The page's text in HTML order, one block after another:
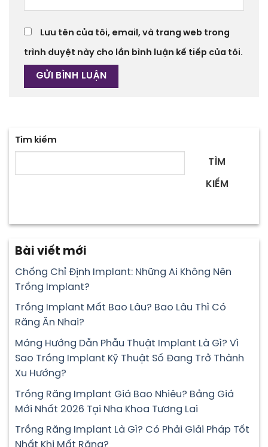
Lưu tên của tôi, email, và trang web trong
trình duyệt này cho lần bình luận kế tiếp của tôi.
Tìm kiếm
TÌM
KIẾM
Bài viết mới
Chống Chỉ Định Implant: Những Ai Không Nên
Trồng Implant?
Trồng Implant Mất Bao Lâu? Bao Lâu Thì Có
Răng Ăn Nhai?
Máng Hướng Dẫn Phẫu Thuật Implant Là Gì? Vì
Sao Trồng Implant Kỹ Thuật Số Đang Trở Thành
Xu Hướng?
Trồng Răng Implant Giá Bao Nhiêu? Bảng Giá
Mới Nhất 2026 Tại Nha Khoa Tương Lai
Trồng Răng Implant Là Gì? Có Phải Giải Pháp Tốt
Nhất Khi Mất Răng?